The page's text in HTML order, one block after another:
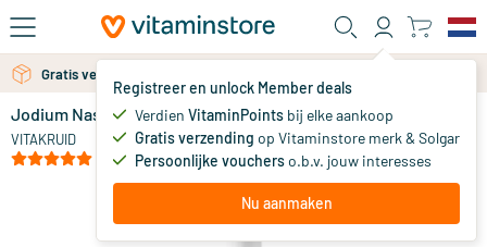
Ga naar de hoofdinhoud
Registreer en unlock Member deals
Verdien VitaminPoints bij elke aankoop
Gratis verzending op Vitaminstore merk & Solgar
Persoonlijke voucherso.b.v. jouw interesses
Nu aanmaken
Gratis verzending vanaf 25 euro
Gratis persoonlijk advies via chat of email
Jodium Nascent druppels
VITAKRUID
14.